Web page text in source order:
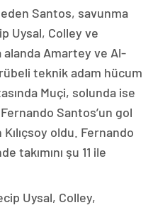
Santos, savunma
Uysal, Colley ve
alanda Amartey ve Al-
teknik adam hücum
Muçi, solunda ise
Santos’un gol
oldu. Fernando
takımını şu 11 ile
Uysal, Colley,